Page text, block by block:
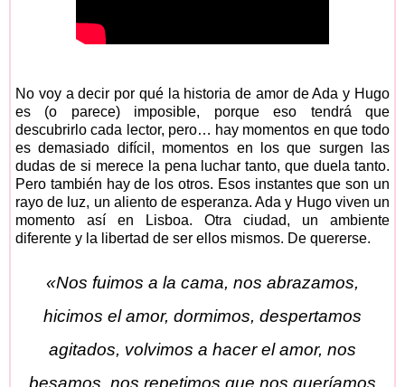
No voy a decir por qué la historia de amor de Ada y Hugo
es (o parece) imposible, porque eso tendrá que
descubrirlo cada lector, pero… hay momentos en que todo
es demasiado difícil, momentos en los que surgen las
dudas de si merece la pena luchar tanto, que duela tanto.
Pero también hay de los otros. Esos instantes que son un
rayo de luz, un aliento de esperanza. Ada y Hugo viven un
momento así en Lisboa. Otra ciudad, un ambiente
diferente y la libertad de ser ellos mismos. De quererse.
«Nos fuimos a la cama, nos abrazamos,
hicimos el amor, dormimos, despertamos
agitados, volvimos a hacer el amor, nos
besamos, nos repetimos que nos queríamos